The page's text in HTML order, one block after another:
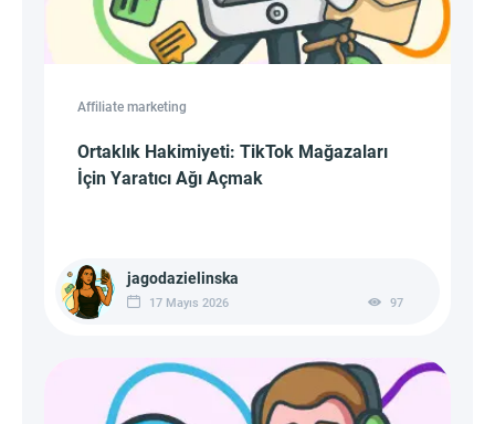
Affiliate marketing
Ortaklık Hakimiyeti: TikTok Mağazaları
İçin Yaratıcı Ağı Açmak
jagodazielinska
17 Mayıs 2026 97